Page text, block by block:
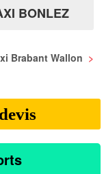
BONLEZ
Brabant Wallon >